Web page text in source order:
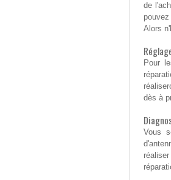
de
Alors
Pour
dès à
Vous